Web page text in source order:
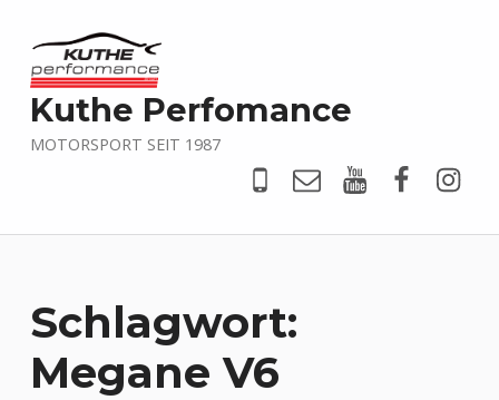
Kuthe Perfomance
MOTORSPORT SEIT 1987
Schlagwort:
Megane V6